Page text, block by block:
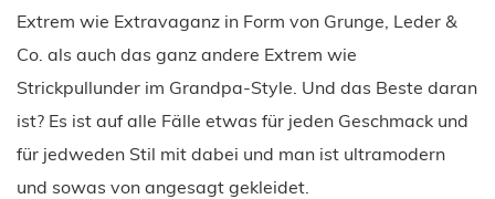
Extrem wie Extravaganz in Form von Grunge, Leder &
Co. als auch das ganz andere Extrem wie
Strickpullunder im Grandpa-Style. Und das Beste daran
ist? Es ist auf alle Fälle etwas für jeden Geschmack und
für jedweden Stil mit dabei und man ist ultramodern
und sowas von angesagt gekleidet.